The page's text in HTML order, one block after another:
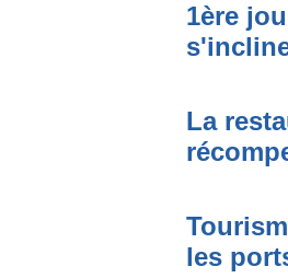
1ère
La
les